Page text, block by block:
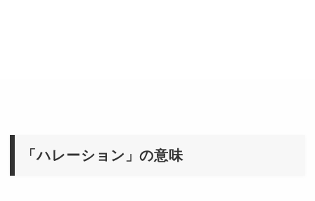
「ハレーション」の意味